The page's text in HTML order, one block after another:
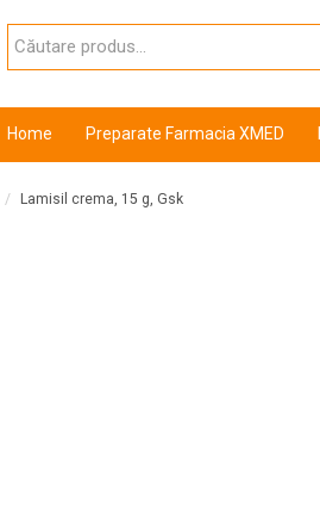
Home Preparate Farmacia XMED
Lamisil crema, 15 g, Gsk